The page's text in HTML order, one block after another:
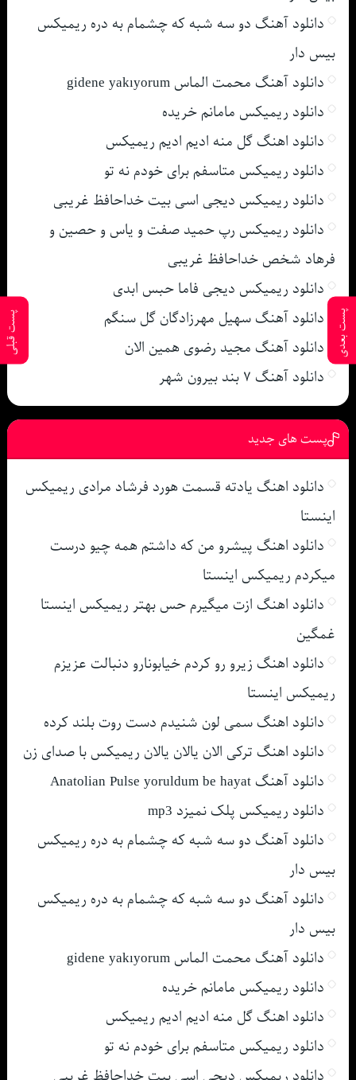
پست بعدی پست قبلی
دانلود آهنگ دو سه شبه که چشمام به دره ریمیکس
بیس دار
دانلود آهنگ محمت الماس gidene yakıyorum
دانلود ریمیکس مامانم خریده
دانلود اهنگ گل منه ادیم ادیم ریمیکس
دانلود ریمیکس متاسفم برای خودم نه تو
دانلود ریمیکس دیجی اسی بیت خداحافظ غریبی
دانلود ریمیکس رپ حمید صفت و یاس و حصین و
فرهاد شخص خداحافظ غریبی
دانلود ریمیکس دیجی فاما حبس ابدی
دانلود آهنگ سهیل مهرزادگان گل سنگم
دانلود آهنگ مجید رضوی همین الان
دانلود آهنگ ۷ بند بیرون شهر
پست های جدید
دانلود اهنگ یادته قسمت هورد فرشاد مرادی ریمیکس
اینستا
دانلود اهنگ پیشرو من که داشتم همه چیو درست
میکردم ریمیکس اینستا
دانلود اهنگ ازت میگیرم حس بهتر ریمیکس اینستا
غمگین
دانلود اهنگ زیرو رو کردم خیابونارو دنبالت عزیزم
ریمیکس اینستا
دانلود اهنگ سمی لون شنیدم دست روت بلند کرده
دانلود اهنگ ترکی الان یالان یالان ریمیکس با صدای زن
دانلود آهنگ Anatolian Pulse yoruldum be hayat
دانلود ریمیکس پلک نمیزد mp3
دانلود آهنگ دو سه شبه که چشمام به دره ریمیکس
بیس دار
دانلود آهنگ دو سه شبه که چشمام به دره ریمیکس
بیس دار
دانلود آهنگ محمت الماس gidene yakıyorum
دانلود ریمیکس مامانم خریده
دانلود اهنگ گل منه ادیم ادیم ریمیکس
دانلود ریمیکس متاسفم برای خودم نه تو